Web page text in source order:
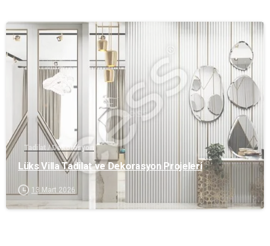
Tadilat / Dekorasyon
Lüks Villa Tadilat ve Dekorasyon Projeleri
13 Mart 2026